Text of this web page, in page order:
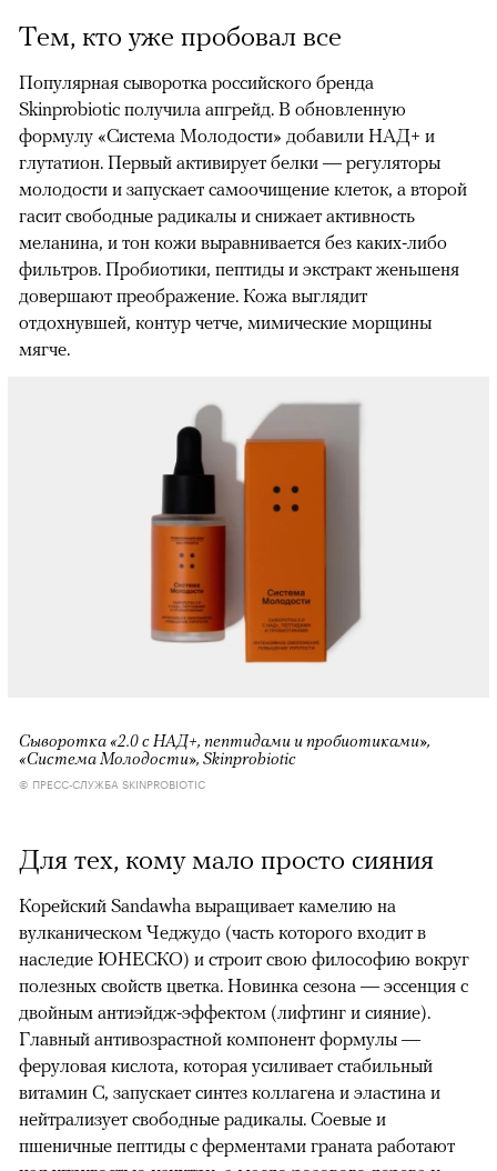
Тем, кто уже пробовал все
Популярная сыворотка российского бренда
Skinprobiotic получила апгрейд. В обновленную
формулу «Система Молодости» добавили НАД+ и
глутатион. Первый активирует белки — регуляторы
молодости и запускает самоочищение клеток, а второй
гасит свободные радикалы и снижает активность
меланина, и тон кожи выравнивается без каких-либо
фильтров. Пробиотики, пептиды и экстракт женьшеня
довершают преображение. Кожа выглядит
отдохнувшей, контур четче, мимические морщины
мягче.
Сыворотка «2.0 с НАД+, пептидами и пробиотиками»,
«Система Молодости», Skinprobiotic
© ПРЕСС-СЛУЖБА SKINPROBIOTIC
Для тех, кому мало просто сияния
Корейский Sandawha выращивает камелию на
вулканическом Чеджудо (часть которого входит в
наследие ЮНЕСКО) и строит свою философию вокруг
полезных свойств цветка. Новинка сезона — эссенция с
двойным антиэйдж-эффектом (лифтинг и сияние).
Главный антивозрастной компонент формулы —
феруловая кислота, которая усиливает стабильный
витамин С, запускает синтез коллагена и эластина и
нейтрализует свободные радикалы. Соевые и
пшеничные пептиды с ферментами граната работают